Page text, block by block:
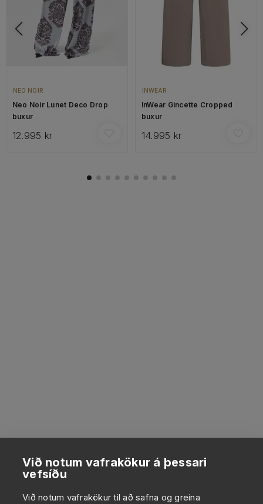
Við notum vafrakökur á þessari
vefsíðu
Við notum vafrakökur til að safna og greina
NEO NOIR
Neo Noir Lunet Deco Drop
buxur
12.995 kr
INWEAR
InWear Gincette Cropped
buxur
14.995 kr